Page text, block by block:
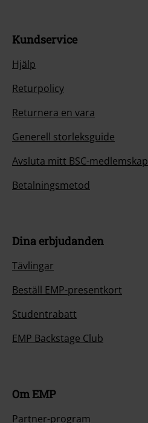
Kundservice
Hjälp
Returpolicy
Returnera en vara
Generell storleksguide
Avsluta mitt BSC-medlemskap
Betalningsmetod
Dina erbjudanden
Tävlingar
Beställ EMP-presentkort
Studentrabatt
EMP Backstage Club
Om EMP
Partner-program